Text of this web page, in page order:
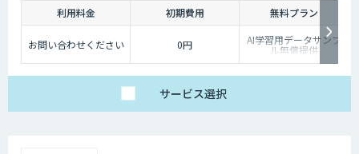
利用料金 初期費用 無料プラン
お問い合わせください 0円 AI学習用データサンプ
ル無償提供
サービス選択